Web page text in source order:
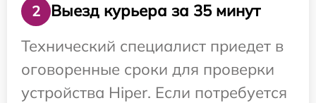
2
Выезд курьера за 35 минут
Технический специалист приедет в
оговоренные сроки для проверки
устройства Hiper. Если потребуется